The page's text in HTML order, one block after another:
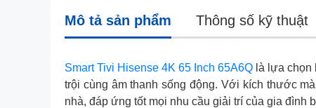
Mô tả sản phẩm Thông số kỹ thuật
Smart Tivi Hisense 4K 65 Inch 65A6Q là lựa
trội cùng âm thanh sống động. Với kích thước
nhà, đáp ứng tốt mọi nhu cầu giải trí của gia đình